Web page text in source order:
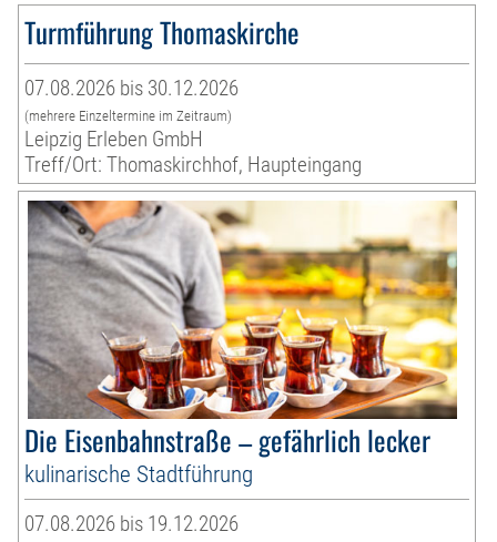
Turmführung Thomaskirche
07.08.2026 bis 30.12.2026
(mehrere Einzeltermine im Zeitraum)
Leipzig Erleben GmbH
Treff/Ort: Thomaskirchhof, Haupteingang
Die Eisenbahnstraße – gefährlich lecker
kulinarische Stadtführung
07.08.2026 bis 19.12.2026